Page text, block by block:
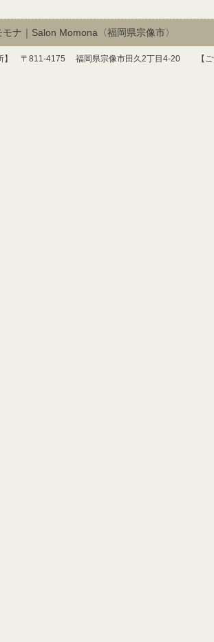
ナ｜Salon Momona〈福岡県宗像市〉
】 〒 811-4175 福岡県宗像市田久2丁目 4-20 【ご